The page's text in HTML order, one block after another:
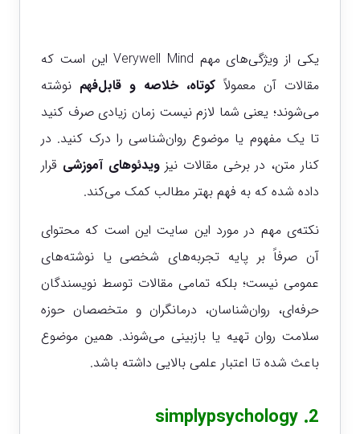
یکی از ویژگی‌های مهم Verywell Mind این است که
مقالات آن معمولاً کوتاه، خلاصه و قابل‌فهم نوشته
می‌شوند؛ یعنی شما لازم نیست زمان زیادی صرف کنید
تا یک مفهوم یا موضوع روان‌شناسی را درک کنید. در
کنار متن، در برخی مقالات نیزویدئوهای آموزشی قرار
داده شده که به فهم بهتر مطالب کمک می‌کند.
نکته‌ی مهم در مورد این سایت این است که محتوای
آن صرفاً بر پایه تجربه‌های شخصی یا نوشته‌های
عمومی نیست؛ بلکه تمامی مقالات توسط نویسندگان
حرفه‌ای، روان‌شناسان، درمانگران و متخصصان حوزه
سلامت روان تهیه یا بازبینی می‌شوند. همین موضوع
باعث شده تا اعتبار علمی بالایی داشته باشد.
2.
simplypsychology